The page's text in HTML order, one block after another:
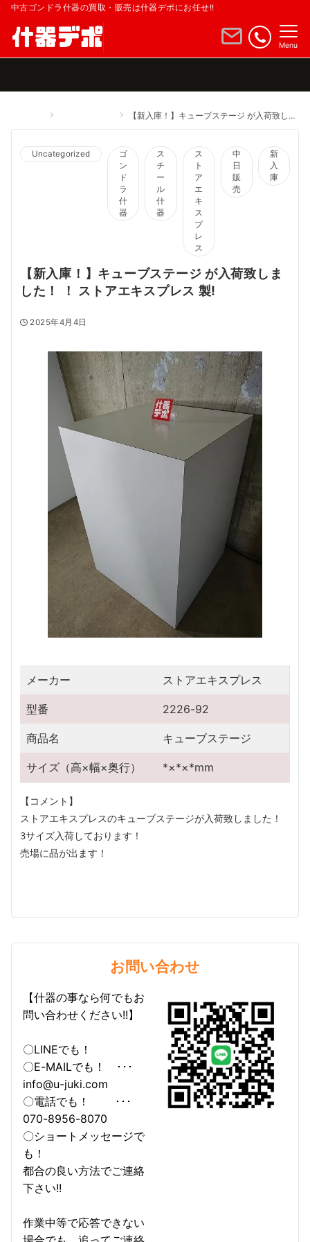
中古ゴンドラ什器の買取・販売は什器デポにお任せ!!
Menu
【新入庫！】キューブステージ が入荷致しました！ ！ ストアエキスプレス 製!
Uncategorized
ゴ
ン
ド
ラ
什
器
ス
チ
ー
ル
什
器
ス
ト
ア
エ
キ
ス
プ
レ
ス
中
日
販
売
新
入
庫
【新入庫！】キューブステージ が入荷致しま
した！ ！ ストアエキスプレス 製!
2025年4月4日
メーカー ストアエキスプレス
型番 2226-92
商品名 キューブステージ
サイズ（高×幅×奥行） *×*×*mm
【コメント】
ストアエキスプレスのキューブステージが入荷致しました！
3サイズ入荷しております！
売場に品が出ます！
お問い合わせ
【什器の事なら何でもお
問い合わせください!!】
〇LINEでも！
〇E-MAILでも！ ･･･
info@u-juki.com
〇電話でも！ ･･･
070-8956-8070
〇ショートメッセージで
も！
都合の良い方法でご連絡
下さい!!
作業中等で応答できない